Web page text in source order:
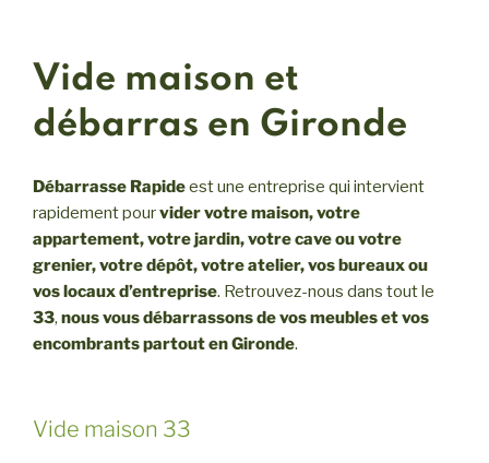
Vide maison et
débarras en Gironde
Débarrasse Rapideest une entreprise qui intervient
rapidement pourvider votre maison, votre
appartement, votre jardin, votre cave ou votre
grenier, votre dépôt, votre atelier, vos bureaux ou
vos locaux d’entreprise. Retrouvez-nous dans tout le
33, nous vous débarrassons de vos meubles et vos
encombrants partout en Gironde.
Vide maison 33